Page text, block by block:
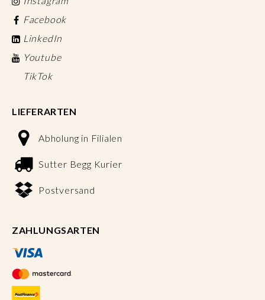
Facebook
LinkedIn
Youtube
TikTok
LIEFERARTEN
Abholung in Filialen
Sutter Begg Kurier
Postversand
ZAHLUNGSARTEN